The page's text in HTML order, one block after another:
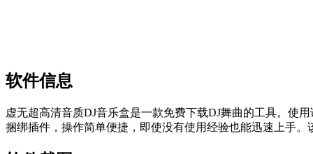
软件信息
虚无超高清音质DJ音乐盒是一款免费下载DJ舞曲的工具。使
捆绑插件，操作简单便捷，即使没有使用经验也能迅速上手